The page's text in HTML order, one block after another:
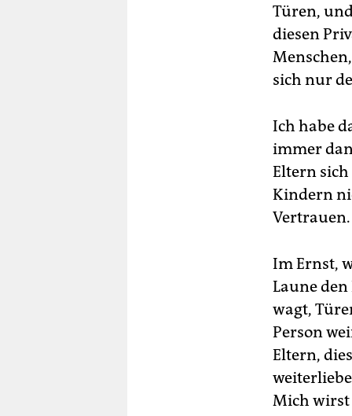
Türen,
diesen
sich nur
Ich habe
immer
Eltern
Kindern
Vertrauen.
Im Ernst,
Laune
wagt,
Person
Eltern,
Mich wirst